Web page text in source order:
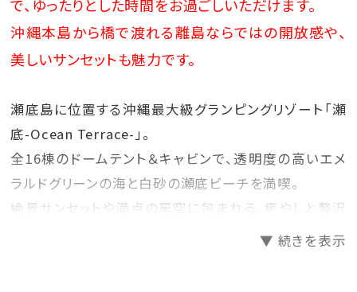
※対象商品よりお選びいただけます。
※グラス交換制
※内容は日によって異なります。どんなドリン
クが楽しめるかは当日のお楽しみです♪
で、ゆったりとした時間をお過ごしいただけます。
沖縄本島から橋で渡れる離島ならではの開放感や、
美しいサンセットも魅力です。
瀬底島に位置する沖縄最大級グランピングリゾート「瀬
底-Ocean Terrace-」。
全16棟のドームテント＆キャビンで、透明度の高いエメ
ラルドグリーンの海と白砂の瀬底ビーチを満喫。
絶景サンセットや満点の星空に包まれる、癒やしと贅沢
▼ 続きを表示